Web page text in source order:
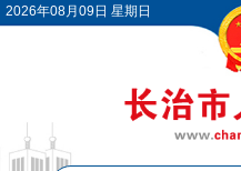
2026年08月09日 星期日